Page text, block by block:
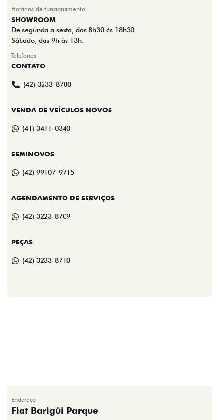
Horários de funcionamento
SHOWROOM
De segunda a sexta, das 8h30 às 18h30.
Sábado, das 9h às 13h.
Telefones
CONTATO
(42) 3233-8700
VENDA DE VEÍCULOS NOVOS
(41) 3411-0340
SEMINOVOS
(42) 99107-9715
AGENDAMENTO DE SERVIÇOS
(42) 3223-8709
PEÇAS
(42) 3233-8710
Endereço
Fiat Barigüi Parque